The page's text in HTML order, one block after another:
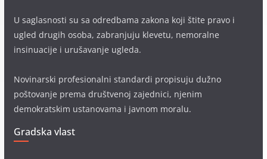
U saglasnosti su sa odredbama zakona koji štite pravo i
ugled drugih osoba, zabranjuju klevetu, nemoralne
insinuacije i urušavanje ugleda.
Novinarski profesionalni standardi propisuju dužno
poštovanje prema društvenoj zajednici, njenim
demokratskim ustanovama i javnom moralu.
Gradska vlast